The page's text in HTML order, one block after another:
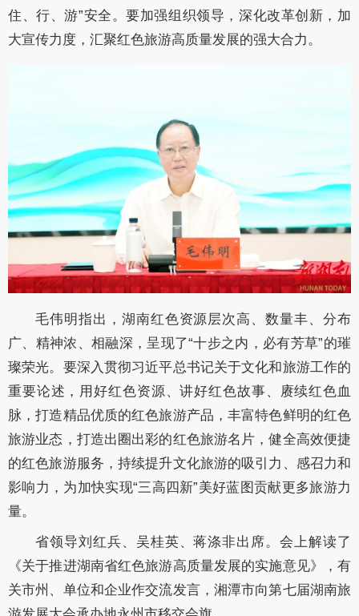
住、行、游”安全。要加强组织领导，深化改革创新，加
大宣传力度，汇聚红色旅游高质量发展的强大合力。
毛伟明指出，湖南红色资源层次高、数量丰、分布
广、精神浓、相融深，呈现了“十步之内，必有芳草”的璀
璨荣光。要深入贯彻习近平总书记关于文化和旅游工作的
重要论述，用好红色资源、讲好红色故事、赓续红色血
脉，打造精品优质的红色旅游产品，丰富特色鲜明的红色
旅游业态，打造出圈出彩的红色旅游名片，健全高效便捷
的红色旅游服务，持续提升文化旅游的吸引力、感召力和
影响力，为加快实现“三高四新”美好蓝图贡献更多旅游力
量。
省领导刘红兵、吴桂英、蒋涤非出席。会上解读了
《关于推进湖南省红色旅游高质量发展的实施意见》，有
关市州、单位和企业作交流发言，湘潭市向第七届湖南旅